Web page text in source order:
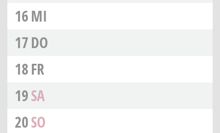
16MI
17DO
18FR
19SA
20SO